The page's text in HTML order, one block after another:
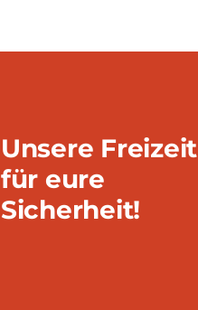
Unsere Freizeit
für eure
Sicherheit!